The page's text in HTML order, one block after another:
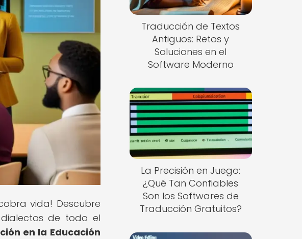
vida! Descubre
de todo el
en la Educación
Traducción de Textos
Antiguos: Retos y
Soluciones en el
Software Moderno
La Precisión en Juego:
¿Qué Tan Confiables
Son los Softwares de
Traducción Gratuitos?